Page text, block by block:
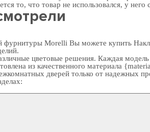
то, что товар не использовался, у
фурнитуры Morelli Вы можете купить
цветовые решения. Каждая
из качественного материала
дверей только от надежных